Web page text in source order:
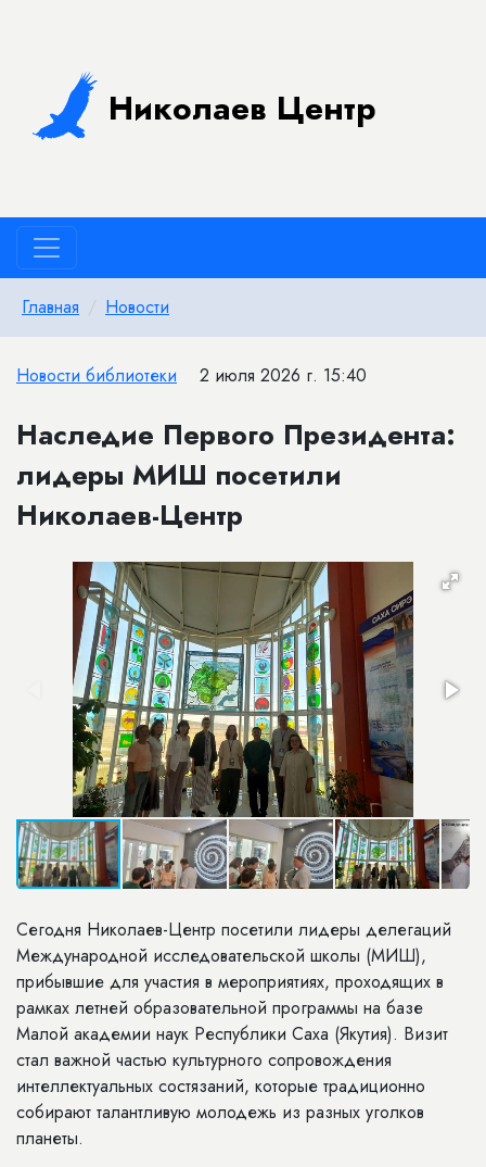
Николаев Центр
Главная Новости
Новости библиотеки 2 июля 2026 г. 15:40
Наследие Первого Президента:
лидеры МИШ посетили
Николаев-Центр
Сегодня Николаев-Центр посетили лидеры делегаций
Международной исследовательской школы (МИШ),
прибывшие для участия в мероприятиях, проходящих в
рамках летней образовательной программы на базе
Малой академии наук Республики Саха (Якутия). Визит
стал важной частью культурного сопровождения
интеллектуальных состязаний, которые традиционно
собирают талантливую молодежь из разных уголков
планеты.